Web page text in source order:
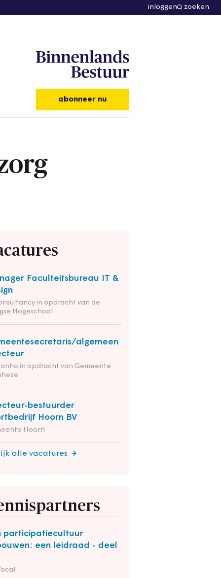
inloggen zoeken
abonneer nu
Faculteitsbureau IT &
in opdracht van de
Hogeschool
algemeen
in opdracht van Gemeente
bestuurder
Hoorn BV
Hoorn
alle vacatures
participatiecultuur
een leidraad - deel